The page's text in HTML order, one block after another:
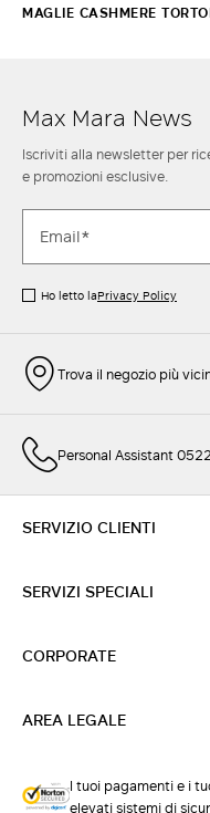
MAGLIE CASHMERE
Max Mara News
Iscriviti alla newsletter per
e promozioni esclusive.
Ho letto laPrivacy Policy
Trova il negozio più
Personal Assistant
SERVIZIO CLIENTI
SERVIZI SPECIALI
CORPORATE
AREA LEGALE
I tuoi pagamenti e i
elevati sistemi di